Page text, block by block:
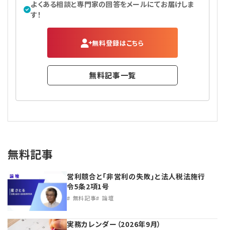
よくある相談と専門家の回答をメールにてお届けしま
す！
無料登録はこちら
無料記事一覧
無料記事
営利競合と｢非営利の失敗｣と法人税法施行
令5条2項1号
無料記事 論壇
実務カレンダー（2026年9月）